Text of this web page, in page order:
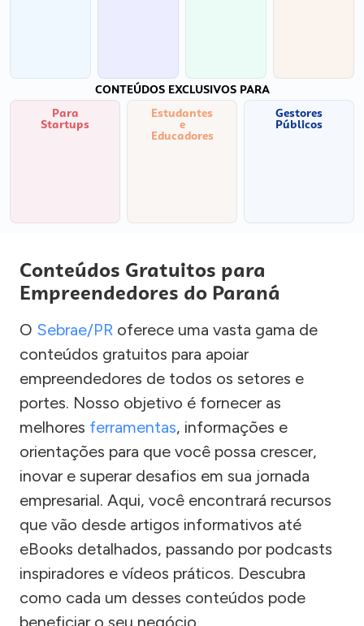
CONTEÚDOS EXCLUSIVOS PARA
Para
Startups
Estudantes
e
Educadores
Gestores
Públicos
Conteúdos Gratuitos para
Empreendedores do Paraná
O Sebrae/PR oferece uma vasta gama de
conteúdos gratuitos para apoiar
empreendedores de todos os setores e
portes. Nosso objetivo é fornecer as
melhores ferramentas, informações e
orientações para que você possa crescer,
inovar e superar desafios em sua jornada
empresarial. Aqui, você encontrará recursos
que vão desde artigos informativos até
eBooks detalhados, passando por podcasts
inspiradores e vídeos práticos. Descubra
como cada um desses conteúdos pode
beneficiar o seu negócio.